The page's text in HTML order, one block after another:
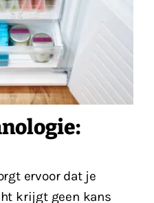
ervoor dat je
krijgt geen kans